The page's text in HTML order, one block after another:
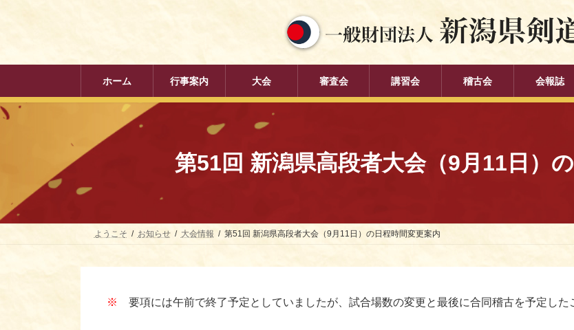
ツ
キ
ッ
シ
に
移
ホーム 行事案内 大会 審査会 講習会 稽古会 会報誌
第51回 新潟県高段者大会（9月11日）
ようこそ お知らせ 大会情報 第51回 新潟県高段者大会（9月11日）の日程時間変更案内
※ 要項には午前で終了予定としていましたが、試合場数の変更と最後に合同稽古を予定した